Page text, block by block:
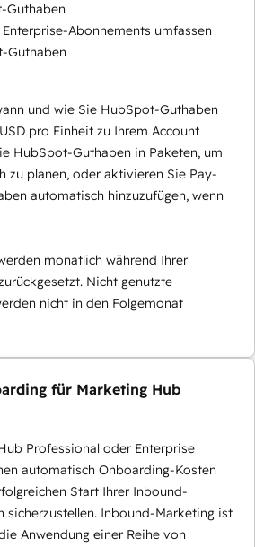
Guthaben
Abonnements umfassen
Guthaben
und wie Sie HubSpot-Guthaben
pro Einheit zu Ihrem Account
HubSpot-Guthaben in Paketen, um
zu planen, oder aktivieren Sie Pay-
automatisch hinzuzufügen, wenn
monatlich während Ihrer
Nicht genutzte
nicht in den Folgemonat
für Marketing Hub
Professional oder Enterprise
automatisch Onboarding-Kosten
Start Ihrer Inbound-
sicherzustellen. Inbound-Marketing ist
Anwendung einer Reihe von